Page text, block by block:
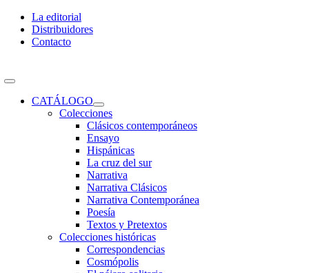
Skip
content
La editorial
Distribuidores
Contacto
Toggle
NavigationCATÁLOGO
Colecciones
Clásicos contemporáneos
Ensayo
Hispánicas
La cruz del sur
Narrativa
Narrativa Clásicos
Narrativa Contemporánea
Poesía
Textos y Pretextos
Colecciones históricas
Correspondencias
Cosmópolis